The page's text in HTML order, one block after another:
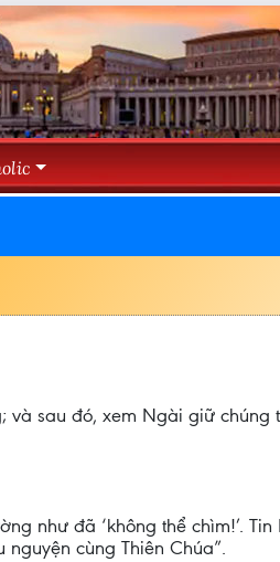
sau đó, xem Ngài giữ
như đã ‘không thể chìm!’.
cùng Thiên Chúa”.